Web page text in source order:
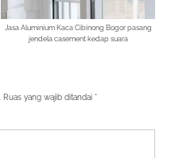
Jasa Aluminium Kaca Cibinong Bogor pasang
jendela casement kedap suara
Ruas yang wajib ditandai *